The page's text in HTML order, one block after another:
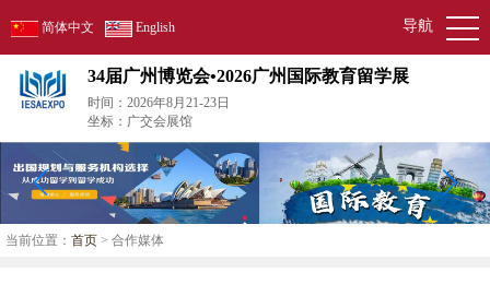
简体中文 English 导航
34届广州博览会•2026广州国际教育留学展
时间：2026年8月21-23日
坐标：广交会展馆
当前位置： 首页 > 合作媒体